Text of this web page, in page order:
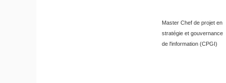
Master Chef de projet en
stratégie et gouvernance
de l'information (CPGI)